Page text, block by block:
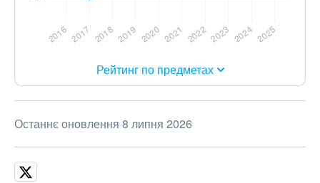
Рейтинг по предметах
Останнє оновлення 8 липня 2026